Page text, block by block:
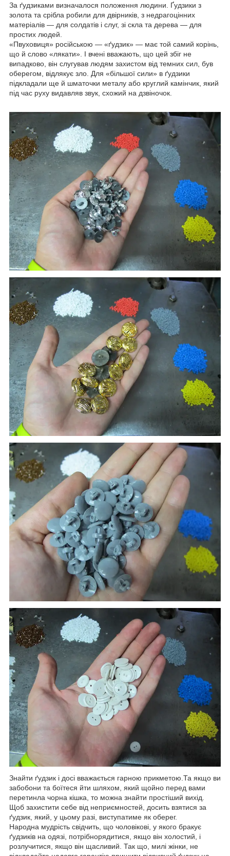
За ґудзиками визначалося положення людини. Ґудзики з
золота та срібла робили для двірників, з недрагоцінних
матеріалів — для солдатів і слуг, зі скла та дерева — для
простих людей.
«Пвуховиця» російською — «ґудзик» — має той самий корінь,
що й слово «лякати». І вчені вважають, що цей збіг не
випадково, він слугував людям захистом від темних сил, був
оберегом, відлякує зло. Для «більшої сили» в ґудзики
підкладали ще й шматочки металу або круглий камінчик, який
під час руху видавляв звук, схожий на дзвіночок.
Знайти ґудзик і досі вважається гарною прикметою.Та якщо ви
забобони та боїтеся йти шляхом, який щойно перед вами
перетинла чорна кішка, то можна знайти простіший вихід.
Щоб захистити себе від неприємностей, досить взятися за
ґудзик, який, у цьому разі, виступатиме як оберег.
Народна мудрість свідчить, що чоловікові, у якого бракує
ґудзиків на одязі, потрібнорядитися, якщо він холостий, і
розлучитися, якщо він щасливий. Так що, милі жінки, не